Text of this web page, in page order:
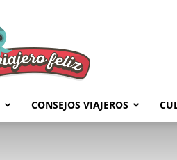
Feliz
CONSEJOS VIAJEROS